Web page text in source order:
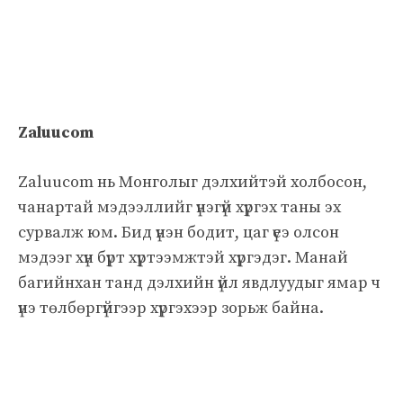
Zaluucom
Zaluucom нь Монголыг дэлхийтэй холбосон,
чанартай мэдээллийг үнэгүй хүргэх таны эх
сурвалж юм. Бид үнэн бодит, цаг үеэ олсон
мэдээг хүн бүрт хүртээмжтэй хүргэдэг. Манай
багийнхан танд дэлхийн үйл явдлуудыг ямар ч
үнэ төлбөргүйгээр хүргэхээр зорьж байна.